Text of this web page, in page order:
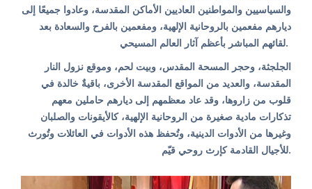
والسياسيين والمواطنين العاديين الأماكن المقدسة، وعادوا جميعًا إلى
ديارهم مفعمين بالروحانية الإلهية، ومفعمين بالفرح والسعادة بعد
لقائهم المباشر بأعظم آثار العالم المسيحي.
الجلجثة، وحجر المسحة المقدس، وبيت لحم، وموقع نزول النار
المقدسة، والعديد من المواقع المقدسة الأخرى، باقيةٌ خالدة في
قلوب من زاروها، وقد عاد معظمهم إلى ديارهم حاملين معهم
تذكارات مادية صغيرة من الروحانية الإلهية، كالأيقونات والصلبان
وغيرها من الأدوات الدينية، وتُحفظ هذه الأدوات في العائلات وتُورث
للأجيال القادمة كإرث روحي قيّم.